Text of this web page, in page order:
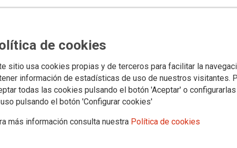
de cookies
sitio usa cookies propias y de terceros para facilitar la
información de estadísticas de uso de nuestros visitantes.
todas las cookies pulsando el botón 'Aceptar' o
pulsando el botón 'Configurar cookies'
más información consulta nuestra Política de cookies
Anas, Karim y Nada, pero que podrían ser cientos, miles,
cada una de las personas que voluntaria o forzadamente inician
acontece en la escuela y en los contextos escolares impacta y
de relacionarnos con el mundo y posicionarnos ante él.
Mundial por la Educación (SAME) 2018.